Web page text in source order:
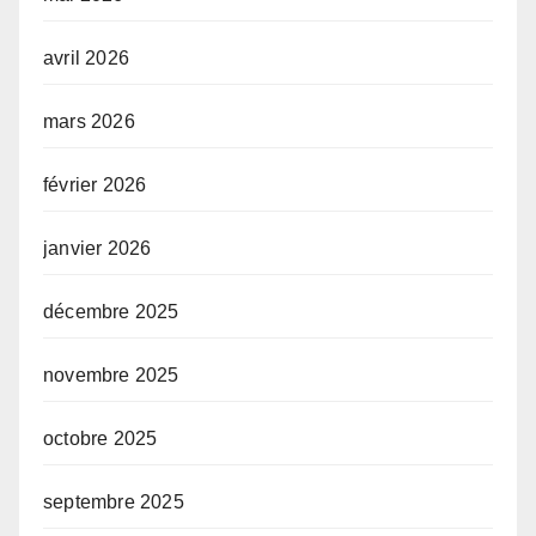
avril 2026
mars 2026
février 2026
janvier 2026
décembre 2025
novembre 2025
octobre 2025
septembre 2025